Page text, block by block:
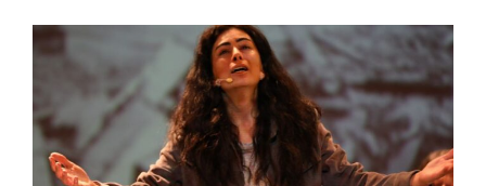
سلسلة
من
التدريبات
المتخصصة
بإعداد
الممثل
مغلقة